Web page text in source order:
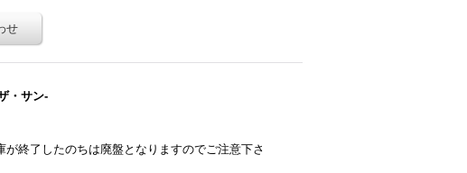
・サン-
終了したのちは廃盤となりますのでご注意下さ